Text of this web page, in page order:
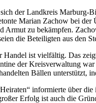
der Landkreis Marburg-
Marian Zachow bei der
Armut zu bekämpfen.
die Beteiligten aus den
Handel ist vielfältig. Das
der Kreisverwaltung
Bällen unterstützt,
informierte über die
Erfolg ist auch die